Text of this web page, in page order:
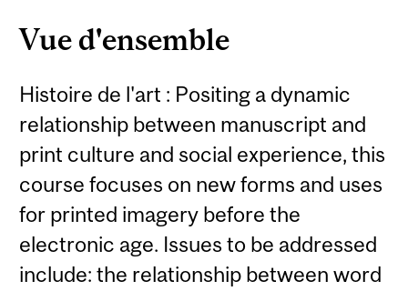
Vue d'ensemble
Histoire de l'art : Positing a dynamic
relationship between manuscript and
print culture and social experience, this
course focuses on new forms and uses
for printed imagery before the
electronic age. Issues to be addressed
include: the relationship between word